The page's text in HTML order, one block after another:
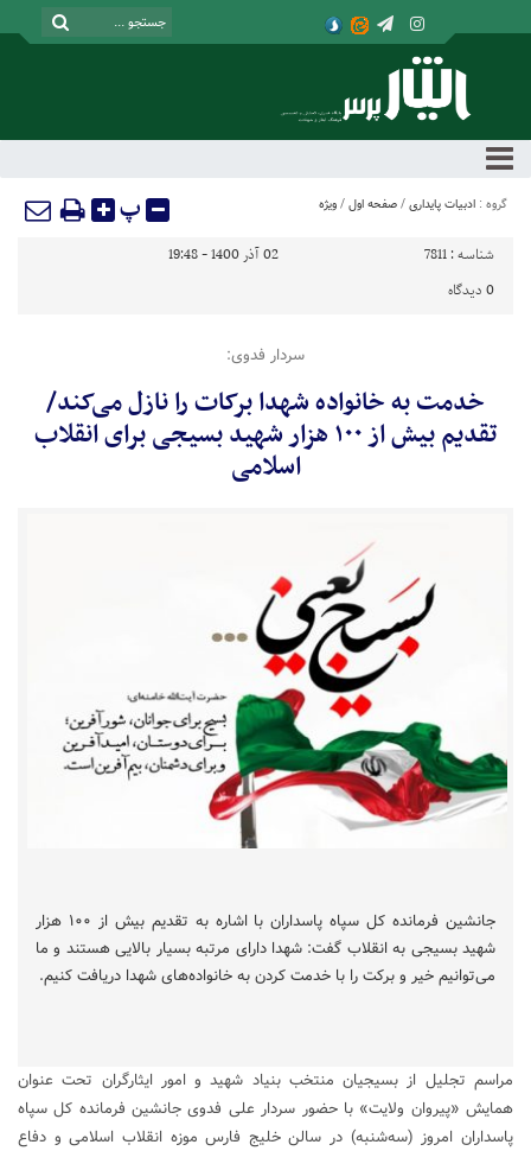
گروه : ادبیات پایداری / صفحه اول / ویژه پ
شناسه : 7811
02 آذر 1400 - 19:48
0 دیدگاه
سردار فدوی:
خدمت به خانواده شهدا برکات را نازل می‌کند/
تقدیم بیش از ۱۰۰ هزار شهید بسیجی برای انقلاب
اسلامی
جانشین فرمانده کل سپاه پاسداران با اشاره به تقدیم بیش از ۱۰۰ هزار
شهید بسیجی به انقلاب گفت: شهدا دارای مرتبه بسیار بالایی هستند و ما
می‌توانیم خیر و برکت را با خدمت کردن به خانواده‌های شهدا دریافت کنیم.
مراسم تجلیل از بسیجیان منتخب بنیاد شهید و امور ایثارگران تحت عنوان
همایش «پیروان ولایت» با حضور سردار علی فدوی جانشین فرمانده کل سپاه
پاسداران امروز (سه‌شنبه) در سالن خلیج فارس موزه انقلاب اسلامی و دفاع